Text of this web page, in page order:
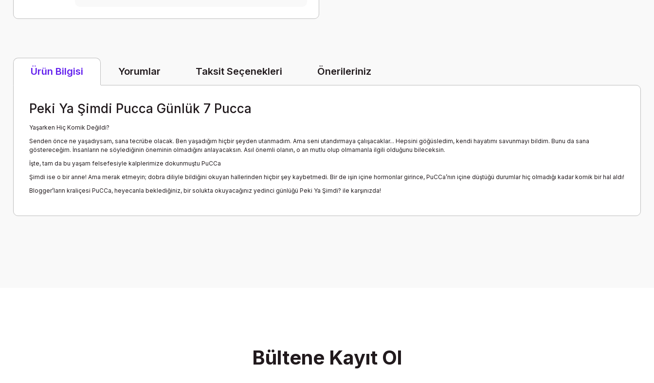
Ürün Bilgisi Yorumlar Taksit Seçenekleri Önerileriniz
Peki Ya Şimdi Pucca Günlük 7 Pucca
Yaşarken Hiç Komik Değildi?
Senden önce ne yaşadıysam, sana tecrübe olacak. Ben yaşadığım hiçbir şeyden utanmadım. Ama seni utandırmaya çalışacaklar... Hepsini göğüsledim, kendi hayatımı savunmayı bildim. Bunu da sana
göstereceğim. İnsanların ne söylediğinin öneminin olmadığını anlayacaksın. Asıl önemli olanın, o an mutlu olup olmamanla ilgili olduğunu bileceksin.
İşte, tam da bu yaşam felsefesiyle kalplerimize dokunmuştu PuCCa
Şimdi ise o bir anne! Ama merak etmeyin; dobra diliyle bildiğini okuyan hallerinden hiçbir şey kaybetmedi. Bir de işin içine hormonlar girince, PuCCa’nın içine düştüğü durumlar hiç olmadığı kadar komik bir hal aldı!
Blogger’ların kraliçesi PuCCa, heyecanla beklediğiniz, bir solukta okuyacağınız yedinci günlüğü Peki Ya Şimdi? ile karşınızda!
Bültene Kayıt Ol